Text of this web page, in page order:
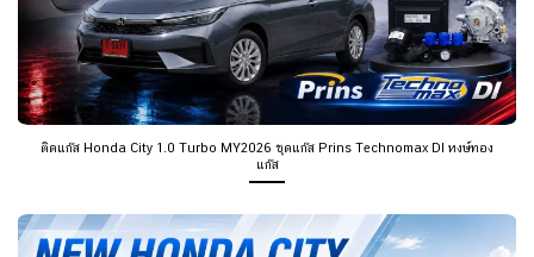
ติดแก๊ส Honda City 1.0 Turbo MY2026 ชุดแก๊ส Prins Technomax DI หงษ์ทอง
แก๊ส